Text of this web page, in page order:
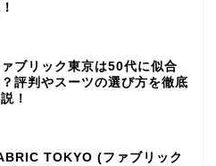
ブリック東京は50代に似合
？評判やスーツの選び方を徹底
！
TOKYO (ファブリック